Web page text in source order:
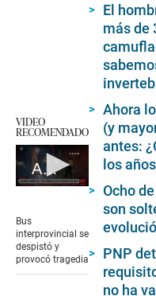
VIDEO
RECOMENDADO
Arequipa: accidente en carretera provoca cuatro fallecidos
of
1
minute,
14
seconds
Bus
interprovincial se
despistó y
provocó tragedia
El
más de
Ahora
(y
antes:
los
Ocho
son
PNP
no ha